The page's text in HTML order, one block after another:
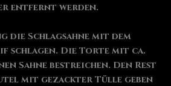
entfernt werden.
die Schlagsahne mit dem
schlagen. Die Torte mit ca.
Sahne bestreichen. Den Rest
mit gezackter Tülle geben